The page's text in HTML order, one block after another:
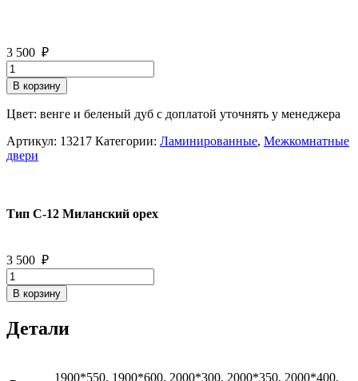
3 500 ₽
Количество
товара
Тип
С-12
Миланский
орех
В корзину
Цвет: венге и беленый дуб с доплатой уточнять у менеджера
Артикул: 13217 Категории: Ламинированные, Межкомнатные
двери
Тип С-12 Миланский орех
3 500 ₽
Количество
товара
Тип
Миланский
В корзину
Детали
1900*550, 1900*600, 2000*300, 2000*350, 2000*400,